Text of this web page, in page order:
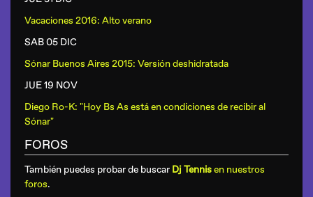
Vacaciones 2016: Alto verano
SAB 05 DIC
Sónar Buenos Aires 2015: Versión deshidratada
JUE 19 NOV
Diego Ro-K: "Hoy Bs As está en condiciones de recibir al
Sónar"
FOROS
También puedes probar de buscar Dj Tennisen nuestros
foros.